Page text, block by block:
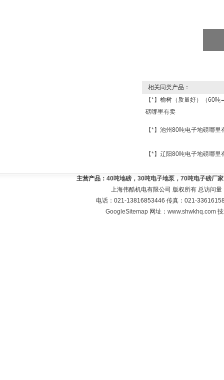
相关同类产品：
【*】榆树（质量好）（60
磅哪里有卖
【*】池州80吨电子地磅哪里
【*】辽阳80吨电子地磅哪里
主营产品： 40吨地磅，30吨电子地泵，70吨电子磅厂
上海伟酷机电有限公司 版权所有 总访问量
电话：021-13816853446 传真：021-
GoogleSitemap 网址：www.shwkhq.com